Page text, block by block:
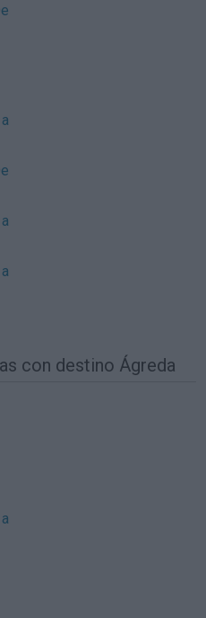
con destino Ágreda